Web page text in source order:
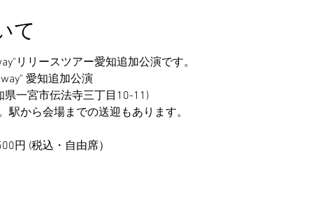
て
リリースツアー愛知追加公演です。
愛知追加公演
県一宮市伝法寺三丁目10-11)
駅から会場までの送迎もあります。
円 (税込・自由席）